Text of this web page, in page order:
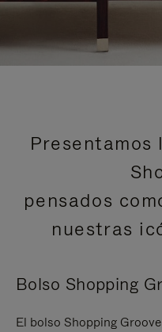
Presentamos
pensados
nuestras
Bolso Shopping
El bolso Shopping